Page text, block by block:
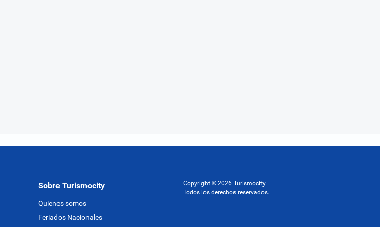
Sobre Turismocity
Quienes somos
Feriados Nacionales
Copyright © 2026 Turismocity.
Todos los derechos reservados.